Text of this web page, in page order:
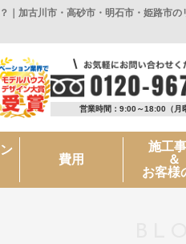
加古川市・高砂市・明石市・姫路市
営業時間：9:00～18:00 （月
費用
施工
＆
お客様